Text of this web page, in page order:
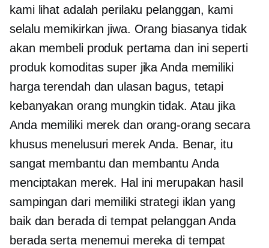
kami lihat adalah perilaku pelanggan, kami
selalu memikirkan jiwa. Orang biasanya tidak
akan membeli produk pertama dan ini seperti
produk komoditas super jika Anda memiliki
harga terendah dan ulasan bagus, tetapi
kebanyakan orang mungkin tidak. Atau jika
Anda memiliki merek dan orang-orang secara
khusus menelusuri merek Anda. Benar, itu
sangat membantu dan membantu Anda
menciptakan merek. Hal ini merupakan hasil
sampingan dari memiliki strategi iklan yang
baik dan berada di tempat pelanggan Anda
berada serta menemui mereka di tempat